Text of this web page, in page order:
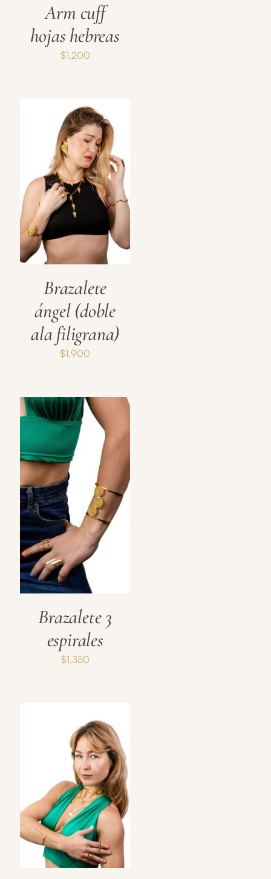
Arm cuff
hojas hebreas
$1,200
Brazalete
ángel (doble
ala filigrana)
$1,900
Brazalete 3
espirales
$1,350